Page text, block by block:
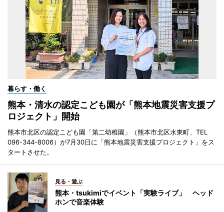
暮らす・働く
熊本・清水の認定こども園が「熊本地震災害支援プ
ロジェクト」開始
熊本市北区の認定こども園「第二幼稚園」（熊本市北区水東町、TEL
096-344-8006）が7月30日に「熊本地震災害支援プロジェクト」をス
タートさせた。
見る・遊ぶ
熊本・tsukimiでイベント「実験ライブ」 ヘッド
ホンで音楽体験